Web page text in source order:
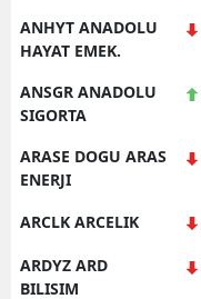
ANHYT ANADOLU
HAYAT EMEK.
ANSGR ANADOLU
SIGORTA
ARASE DOGU ARAS
ENERJI
ARCLK ARCELIK
ARDYZ ARD
BILISIM